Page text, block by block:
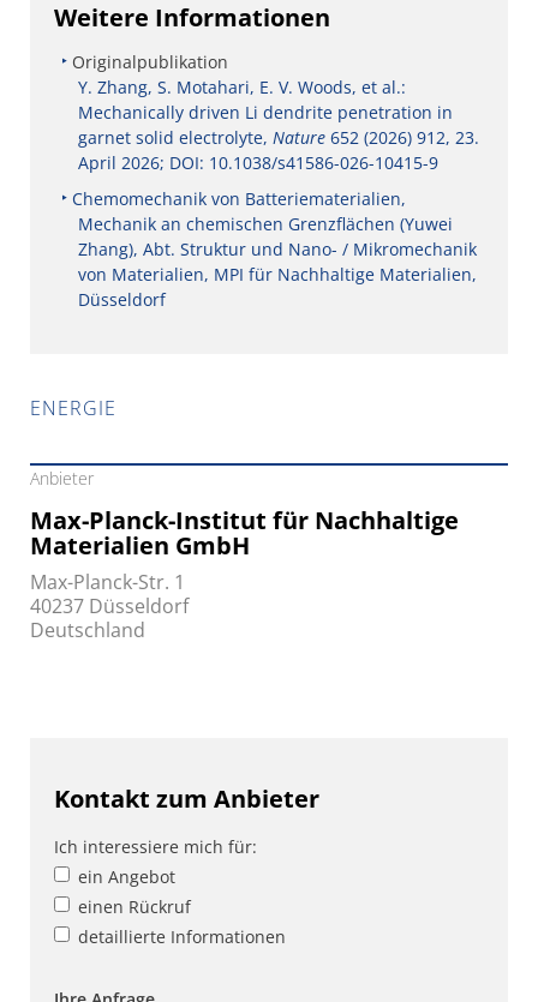
Weitere Informationen
Originalpublikation
Y. Zhang, S. Motahari, E. V. Woods, et al.:
Mechanically driven Li dendrite penetration in
garnet solid electrolyte, Nature 652 (2026) 912, 23.
April 2026; DOI: 10.1038/s41586-026-10415-9
Chemomechanik von Batteriematerialien,
Mechanik an chemischen Grenzflächen (Yuwei
Zhang), Abt. Struktur und Nano- / Mikromechanik
von Materialien, MPI für Nachhaltige Materialien,
Düsseldorf
ENERGIE
Anbieter
Max-Planck-Institut für Nachhaltige
Materialien GmbH
Max-Planck-Str. 1
40237 Düsseldorf
Deutschland
Kontakt zum Anbieter
Ich interessiere mich für:
ein Angebot
einen Rückruf
detaillierte Informationen